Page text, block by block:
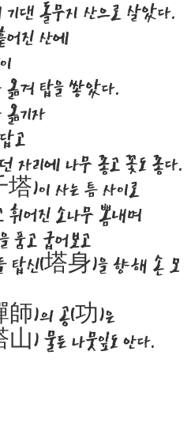
댄 돌무지 산으로 살았다.
어진 산에
옮겨 탑을 쌓았다.
옮기자
고
자리에 나무 좋고 꽃도 좋다.
)이 사는 틈 사이로
휘어진 소나무 뽐내며
품고 굽어보고
탑신(塔身)을 향해 손 모
師)의 공(功)은
) 물든 나뭇잎도 안다.